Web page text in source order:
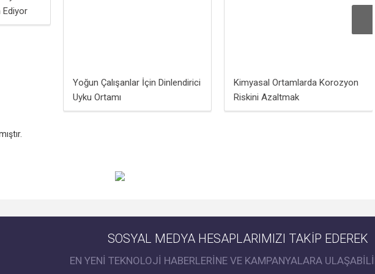
Ediyor
Yoğun Çalışanlar İçin Dinlendirici
Uyku Ortamı
Kimyasal Ortamlarda Korozyon
Riskini Azaltmak
SOSYAL MEDYA HESAPLARIMIZI TAKİP EDEREK
EN YENİ TEKNOLOJİ HABERLERİNE VE KAMPANYALARA